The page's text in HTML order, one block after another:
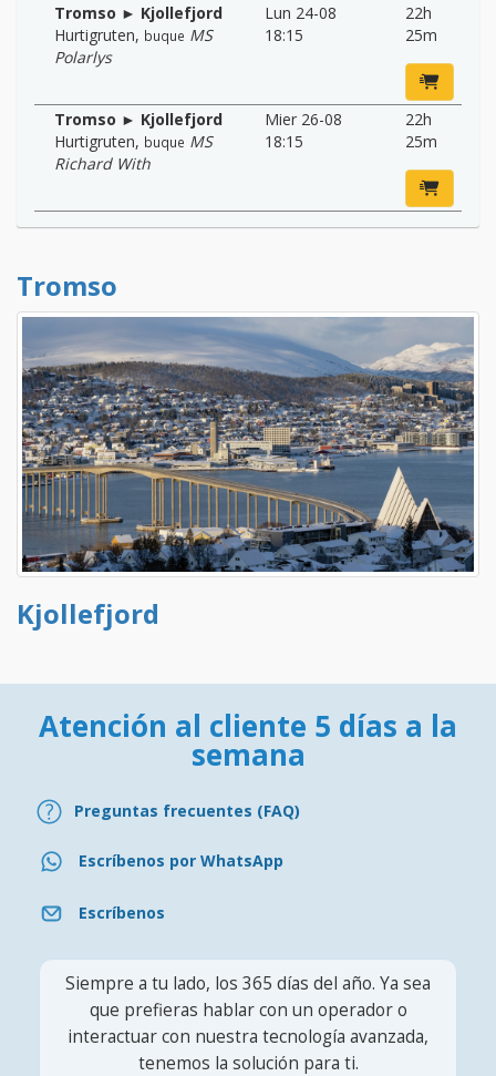
Tromso ► Kjollefjord
Hurtigruten, buque MS
Polarlys
Lun 24-08
18:15
22h
25m
Tromso ► Kjollefjord
Hurtigruten, buque MS
Richard With
Mier 26-08
18:15
22h
25m
Tromso
Kjollefjord
Atención al cliente 5 días a la
semana
Preguntas frecuentes (FAQ)
Escríbenos por WhatsApp
Escríbenos
Siempre a tu lado, los 365 días del año. Ya sea
que prefieras hablar con un operador o
interactuar con nuestra tecnología avanzada,
tenemos la solución para ti.